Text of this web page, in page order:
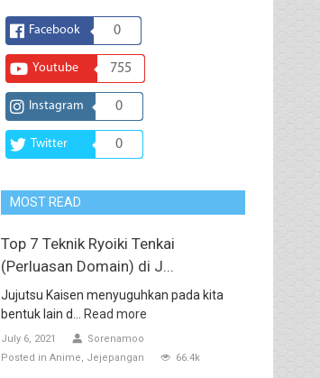
Facebook 0
Youtube 755
Instagram 0
Twitter 0
MOST READ
Top 7 Teknik Ryoiki Tenkai
(Perluasan Domain) di J...
Jujutsu Kaisen menyuguhkan pada kita
bentuk lain d...
Read more
July 6, 2021
Sorenamoo
Posted in Anime Jejepangan 66.4k